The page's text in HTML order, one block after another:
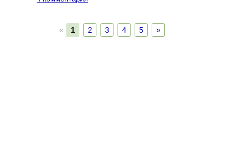
« 1 2 3 4 5 »